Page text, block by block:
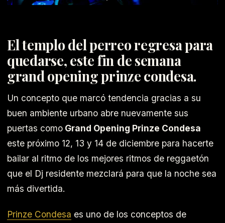
El templo del perreo regresa para
quedarse, este fin de semana
grand opening prinze condesa.
Un concepto que marcó tendencia gracias a su
buen ambiente urbano abre nuevamente sus
puertas como Grand Opening Prinze Condesa
este próximo 12, 13 y 14 de diciembre para hacerte
bailar al ritmo de los mejores ritmos de reggaetón
que el Dj residente mezclará para que la noche sea
más divertida.
Prinze Condesa es uno de los conceptos de